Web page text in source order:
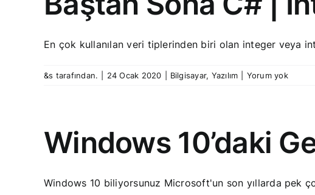
En çok kullanılan veri tiplerinden biri olan integer veya
&s tarafından. 24 Ocak 2020 Bilgisayar, Yazılım Yorum yok
Windows 10’daki
Windows 10 biliyorsunuz Microsoft'un son yıllarda pek